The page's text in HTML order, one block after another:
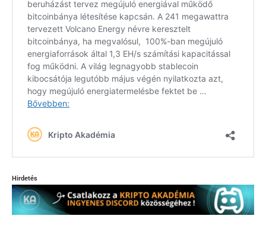
Hirdetés